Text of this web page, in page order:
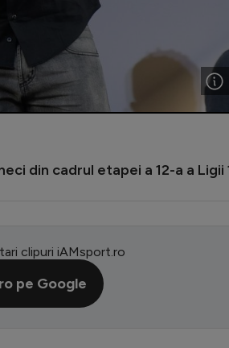
din cadrul etapei a 12-a a Ligii
clipuri iAMsport.ro
pe Google